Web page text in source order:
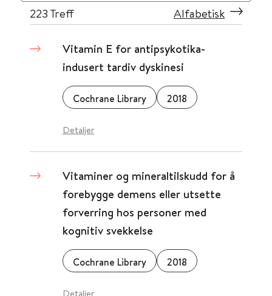
223 Treff Alfabetisk
Vitamin E for antipsykotika-
indusert tardiv dyskinesi
Cochrane Library 2018
Detaljer
Vitaminer og mineraltilskudd for å
forebygge demens eller utsette
forverring hos personer med
kognitiv svekkelse
Cochrane Library 2018
Detaljer